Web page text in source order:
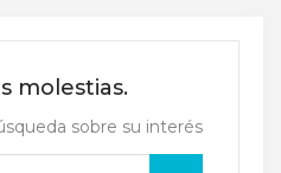
molestias.
sobre su interés